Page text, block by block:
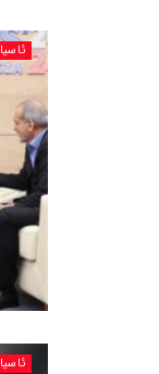
ئاسیا
ئاسیا